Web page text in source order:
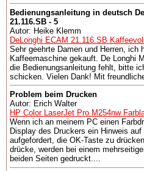
Bedienungsanleitung in deutsch
21.116.SB - 5
Autor: Heike Klemm
DeLonghi ECAM 21.116.SB
Sehr geehrte Damen und Herren, ich
Kaffeemaschine gekauft. De Longhi
die Bedienungsanleitung fehlt, bitte
schicken. Vielen Dank! Mit
Problem beim Drucken
Autor: Erich Walter
HP Color LaserJet Pro M254nw
Wenn ich an meinem PC einen
Display des Druckers ein Hinweis
aufgefordert, die OK-Taste zu
drücke, werden bei einem
beiden Seiten gedruckt....